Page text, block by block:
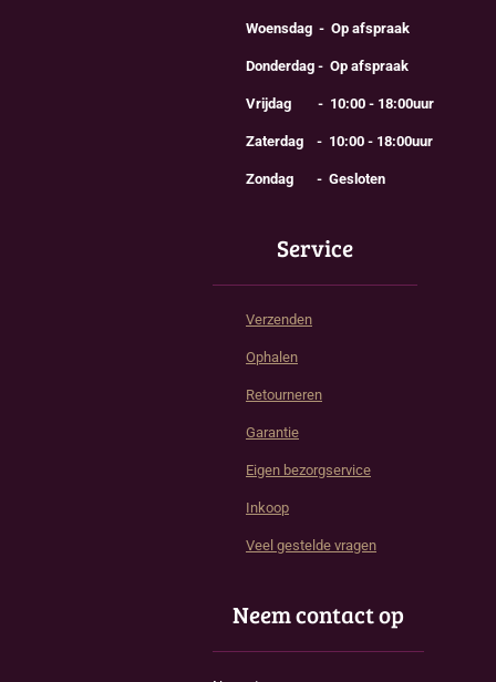
Woensdag - Op afspraak
Donderdag - Op afspraak
Vrijdag - 10:00 - 18:00uur
Zaterdag - 10:00 - 18:00uur
Zondag - Gesloten
Service
Verzenden
Ophalen
Retourneren
Garantie
Eigen bezorgservice
Inkoop
Veel gestelde vragen
Neem contact op